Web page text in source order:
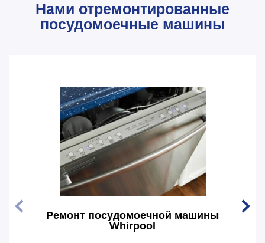
Нами отремонтированные
посудомоечные машины
Ремонт посудомоечной машины
Whirpool